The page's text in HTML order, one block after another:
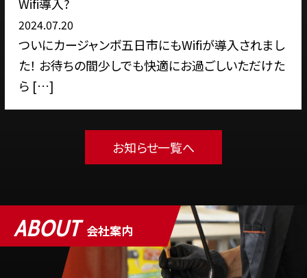
2024.07.20
ついにカージャンボ五日市にもWifiが導入されまし
た！ お待ちの間少しでも快適にお過ごしいただけた
ら […]
お知らせ一覧へ
ABOUT 会社案内